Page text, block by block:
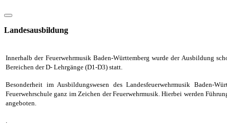
Landesausbildung
Innerhalb der Feuerwehrmusik Baden-Württemberg wurde der Ausbildung
Bereichen der D- Lehrgänge (D1-D3) statt.
Besonderheit im Ausbildungswesen des Landesfeuerwehrmusik Baden-
Feuerwehrschule ganz im Zeichen der Feuerwehrmusik. Hierbei werden
angeboten.
.